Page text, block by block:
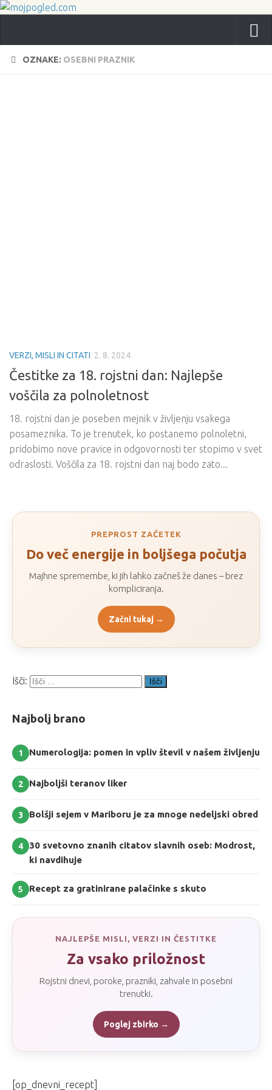
OZNAKE: OSEBNI PRAZNIK
VERZI, MISLI IN CITATI 2. 8. 2024
Čestitke za 18. rojstni dan: Najlepše
voščila za polnoletnost
18. rojstni dan je poseben mejnik v življenju vsakega
posameznika. To je trenutek, ko postanemo polnoletni,
pridobimo nove pravice in odgovornosti ter stopimo v svet
odraslosti. Voščila za 18. rojstni dan naj bodo zato...
PREPROST ZAČETEK
Do več energije in boljšega počutja
Majhne spremembe, ki jih lahko začneš že danes – brez
kompliciranja.
Začni tukaj →
Išči:
Najbolj brano
1 Numerologija: pomen in vpliv števil v našem življenju
2 Najboljši teranov liker
3 Bolšji sejem v Mariboru je za mnoge nedeljski obred
4
30 svetovno znanih citatov slavnih oseb: Modrost,
ki navdihuje
5 Recept za gratinirane palačinke s skuto
NAJLEPŠE MISLI, VERZI IN ČESTITKE
Za vsako priložnost
Rojstni dnevi, poroke, prazniki, zahvale in posebni
trenutki.
Poglej zbirko →
[op_dnevni_recept]